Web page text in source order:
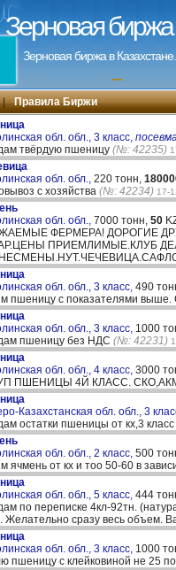
Зерновая биржа
Зерновая биржа в
---
| Правила Биржи
обл. обл., 3 класс,
твёрдую пшеницу (№: 42235)
обл. обл., 220 тонн,
с хозяйства (№: 42234) 17-
обл. обл., 7000 тонн, 50
ФЕРМЕРА! ДОРОГИЕ
ПРИЕМЛИМЫЕ.КЛУБ
обл. обл., 3 класс, 490
пшеницу с показателями выше.
обл. обл., 3 класс, 1000
пшеницу без НДС (№: 42231)
обл. обл., 4 класс, 3000
ПШЕНИЦЫ 4Й КЛАСС.
Казахстанская обл. обл., 3
остатки пшеницы от кх,3
обл. обл., 2 класс, 500
ячмень от кх и тоо 50-60 в
обл. обл., 5 класс, 444
по переписке 4кл-92тн.
Желательно сразу весь объем.
обл. обл., 3 класс, 1000
пшеницу с клейковиной не 25